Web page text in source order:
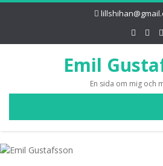
Emil
En sida om mig och